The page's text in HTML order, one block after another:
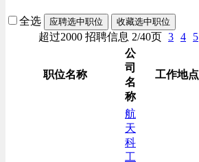
全选 应聘选中职位 收藏选中职位
超过2000 招聘信息 2/40页 3 4 5
职位名称
公
司
名
称
工作地点
航
天
科
工